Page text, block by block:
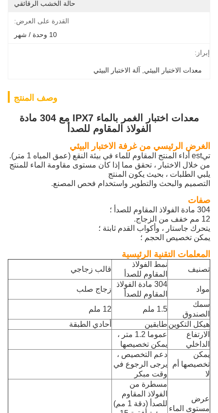
حالة الخشب الرقائقي
القدرة على العرض:
10 وحدة / شهر
إبراز:
معدات الاختبار البيئي , آلة الاختبار البيئي
وصف المنتج
معدات اختبار الغمر بالماء IPX7 مع 304 مادة
الفولاذ المقاوم للصدأ
الغرض الرئيسي من غرفة الاختبار البيئي
تي est أداء المنتج المقاوم للماء في بيئة النقع (عمق المياه 1 متر).
من خلال الاختبار ، تحقق مما إذا كان مستوى مقاومة الماء للمنتج
يلبي الطلبات ، بحيث يكون المنتج
التصميم والبحث والتطوير واستخدام فحص المصنع.
صفات
304 مادة الفولاذ المقاوم للصدأ ؛
12 مم خفف من الزجاج.
يتحرك جاستار ، وأكواب القدم ثابتة ؛
يمكن تخصيص الحجم ؛
المعلمات التقنية الرئيسية
تصنيف
نمط الفولاذ
المقاوم للصدأ
قالب زجاجي
مواد
304 مادة الفولاذ
المقاوم للصدأ
زجاج صلب
سمك
الصندوق
1.5 ملم
12 ملم
هيكل التكوينطابقين
أحادي الطبقة
الارتفاع
الداخلي
عموما 1.2 متر ،
يمكن تخصيصها
يمكن
تخصيصها أم
لا
دعم التخصيص ،
يرجى الرجوع في
وقت مبكر
عرض
مستوى الماء
مسطرة من
الفولاذ المقاوم
للصدأ (دقة 1 مم)